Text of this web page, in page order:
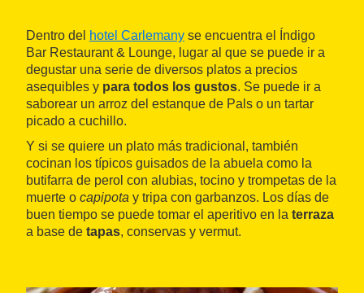
Dentro del hotel Carlemany se encuentra el Índigo
Bar Restaurant & Lounge, lugar al que se puede ir a
degustar una serie de diversos platos a precios
asequibles y para todos los gustos. Se puede ir a
saborear un arroz del estanque de Pals o un tartar
picado a cuchillo.
Y si se quiere un plato más tradicional, también
cocinan los típicos guisados de la abuela como la
butifarra de perol con alubias, tocino y trompetas de la
muerte o capipota y tripa con garbanzos. Los días de
buen tiempo se puede tomar el aperitivo en la terraza
a base de tapas, conservas y vermut.